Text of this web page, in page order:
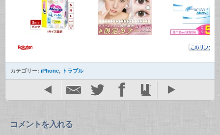
カテゴリー: iPhone, トラブル
コメントを入れる